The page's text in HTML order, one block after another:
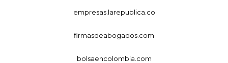
empresas.larepublica.co
firmasdeabogados.com
bolsaencolombia.com